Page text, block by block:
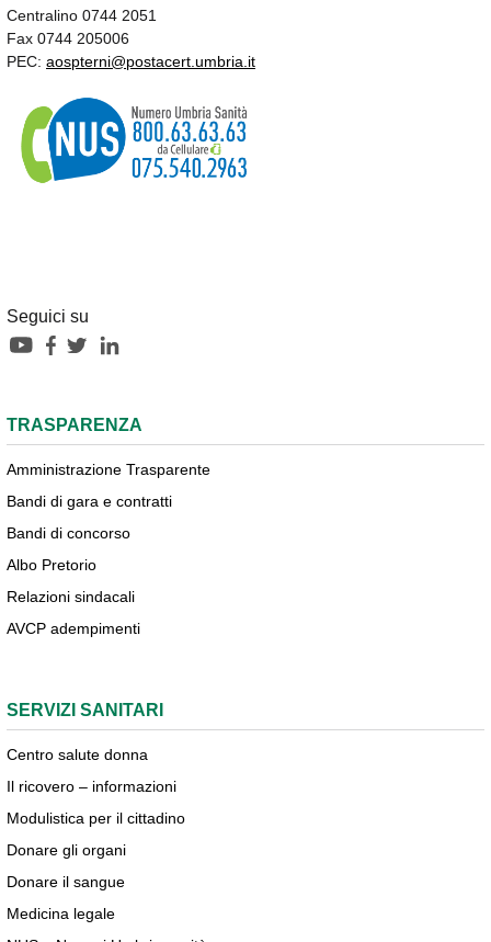
Centralino 0744 2051
Fax 0744 205006
PEC: aospterni@postacert.umbria.it
Seguici su
TRASPARENZA
Amministrazione Trasparente
Bandi di gara e contratti
Bandi di concorso
Albo Pretorio
Relazioni sindacali
AVCP adempimenti
SERVIZI SANITARI
Centro salute donna
Il ricovero – informazioni
Modulistica per il cittadino
Donare gli organi
Donare il sangue
Medicina legale